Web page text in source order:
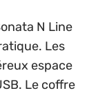
N Line
Les
espace
Le coffre